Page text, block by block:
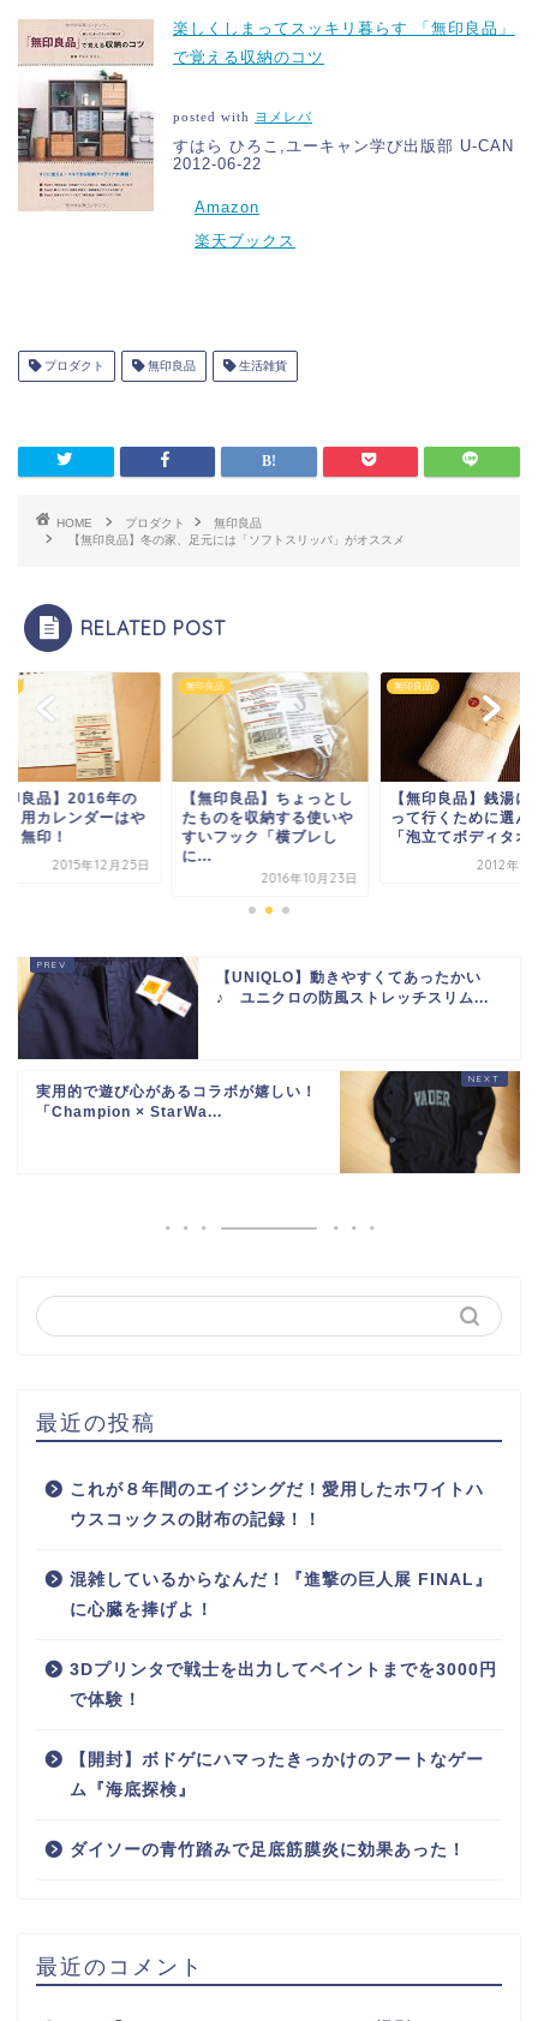
楽しくしまってスッキリ暮らす 「無印良品」
で覚える収納のコツ
posted with ヨメレバ
すはら ひろこ,ユーキャン学び出版部 U-CAN
2012-06-22
Amazon
楽天ブックス
プロダクト 無印良品 生活雑貨
HOME プロダクト
無印良品
【無印良品】冬の家、足元には「ソフトスリッパ」がオススメ
RELATED POST
印良品】2016年の
ク用カレンダーはや
り無印！
2015年12月25日
無印良品
【無印良品】ちょっとし
たものを収納する使いや
すいフック「横ブレし
に...
2016年10月23日
無印良品
【無印良品】銭湯に
って行くために選ん
「泡立てボディタオ
2012年10
【UNIQLO】動きやすくてあったかい
♪ ユニクロの防風ストレッチスリム...
実用的で遊び心があるコラボが嬉しい！
「Champion × StarWa...
最近の投稿
これが８年間のエイジングだ！愛用したホワイトハ
ウスコックスの財布の記録！！
混雑しているからなんだ！『進撃の巨人展 FINAL』
に心臓を捧げよ！
3Dプリンタで戦士を出力してペイントまでを3000円
で体験！
【開封】ボドゲにハマったきっかけのアートなゲー
ム『海底探検』
ダイソーの青竹踏みで足底筋膜炎に効果あった！
最近のコメント